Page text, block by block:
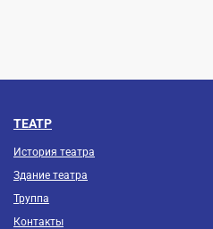
ТЕАТР
История театра
Здание театра
Труппа
Контакты